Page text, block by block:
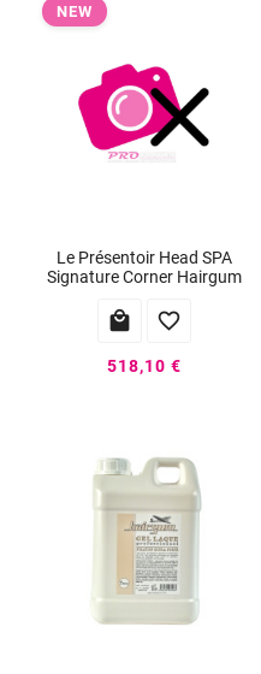
NEW
Le Présentoir Head SPA
Signature Corner Hairgum
 
518,10 €